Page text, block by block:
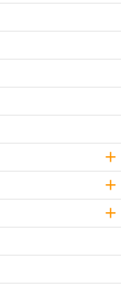
+
+
+